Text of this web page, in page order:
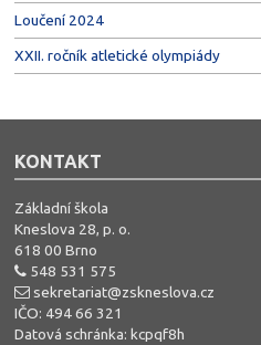
Loučení 2024
XXII. ročník atletické olympiády
KONTAKT
Základní škola
Kneslova 28, p. o.
618 00 Brno
548 531 575
sekretariat@zskneslova.cz
IČO: 494 66 321
Datová schránka: kcpqf8h